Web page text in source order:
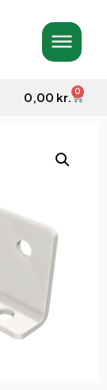
0,00 kr. 0